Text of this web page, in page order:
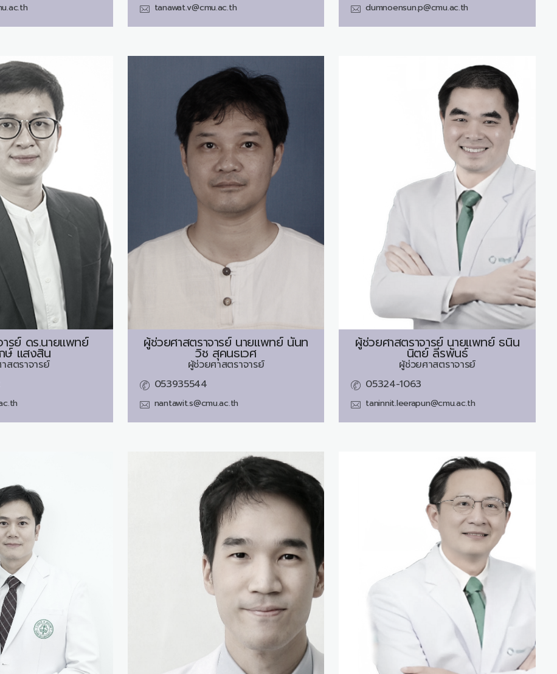
tanawat.v@cmu.ac.th dumnoensun.p@cmu.ac.th
ารย์ ดร.นายแพทย์
ษ์ แสงสิน
สตราจารย์
ผู้ช่วยศาสตราจารย์ นายแพทย์ นันท
วิช สุคนธเวศ
ผู้ช่วยศาสตราจารย์
053935544
nantawit.s@cmu.ac.th
ผู้ช่วยศาสตราจารย์ นายแพทย์ ธนิน
นิตย์ ลีรพันธ์
ผู้ช่วยศาสตราจารย์
05324-1063
taninnit.leerapun@cmu.ac.th